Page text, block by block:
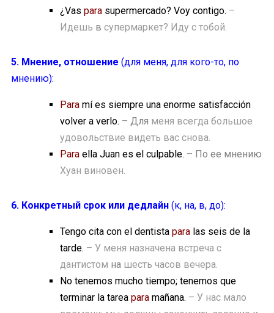
¿Vas para supermercado? Voy contigo. –
Идешь в супермаркет? Иду с тобой.
5. Мнение, отношение (для меня, для кого-то, по
мнению):
Para mí es siempre una enorme satisfacción
volver a verlo. – Для меня всегда большое
удовольствие видеть вас снова.
Para ella Juan es el culpable. – По ее мнению
Хуан виновен.
6. Конкретный срок или дедлайн (к, на, в, до):
Tengo cita con el dentista para las seis de la
tarde. – У меня назначена встреча с
дантистом на шесть часов вечера.
No tenemos mucho tiempo; tenemos que
terminar la tarea para mañana. – У нас мало